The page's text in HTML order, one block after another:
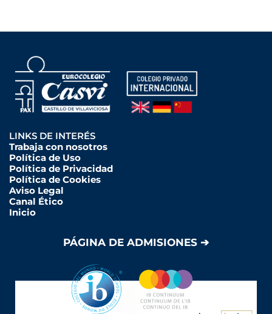
LINKS DE INTERÉS
Trabaja con nosotros
Política de Uso
Política de Privacidad
Política de Cookies
Aviso Legal
Canal Ético
Inicio
PÁGINA DE ADMISIONES ➔